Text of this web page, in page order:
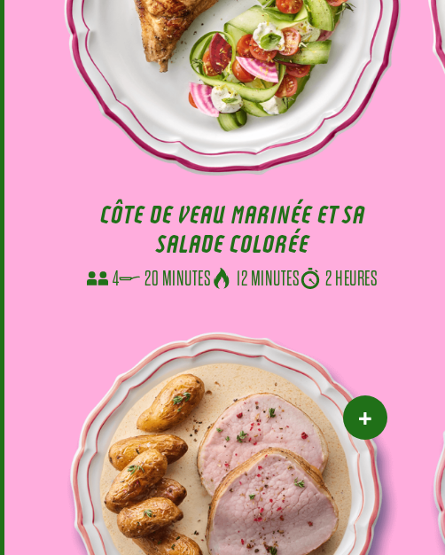
CÔTE DE VEAU MARINÉE ET SA
SALADE COLORÉE
4 20 MINUTES 12 MINUTES 2 HEURES